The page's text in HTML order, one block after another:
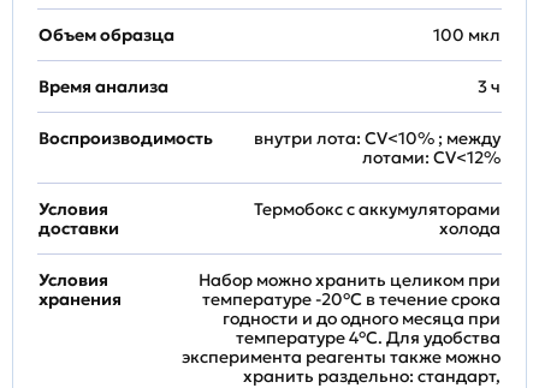
Объем образца 100 мкл
Время анализа 3 ч
Воспроизводимость
внутри лота: CV<10% ; между
лотами: CV<12%
Условия
доставки
Термобокс с аккумуляторами
холода
Условия
хранения
Набор можно хранить целиком при
температуре -20°C в течение срока
годности и до одного месяца при
температуре 4°C. Для удобства
эксперимента реагенты также можно
хранить раздельно: стандарт,